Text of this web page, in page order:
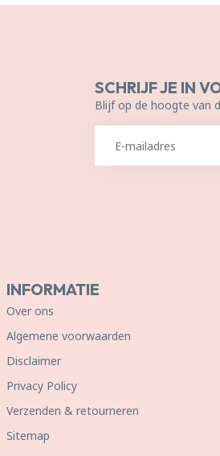
SCHRIJF JE IN
Blijf op de hoogte van
INFORMATIE
Over ons
Algemene voorwaarden
Disclaimer
Privacy Policy
Verzenden & retourneren
Sitemap